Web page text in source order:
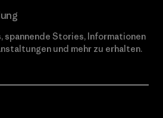
spannende Stories, Informationen
und mehr zu erhalten.